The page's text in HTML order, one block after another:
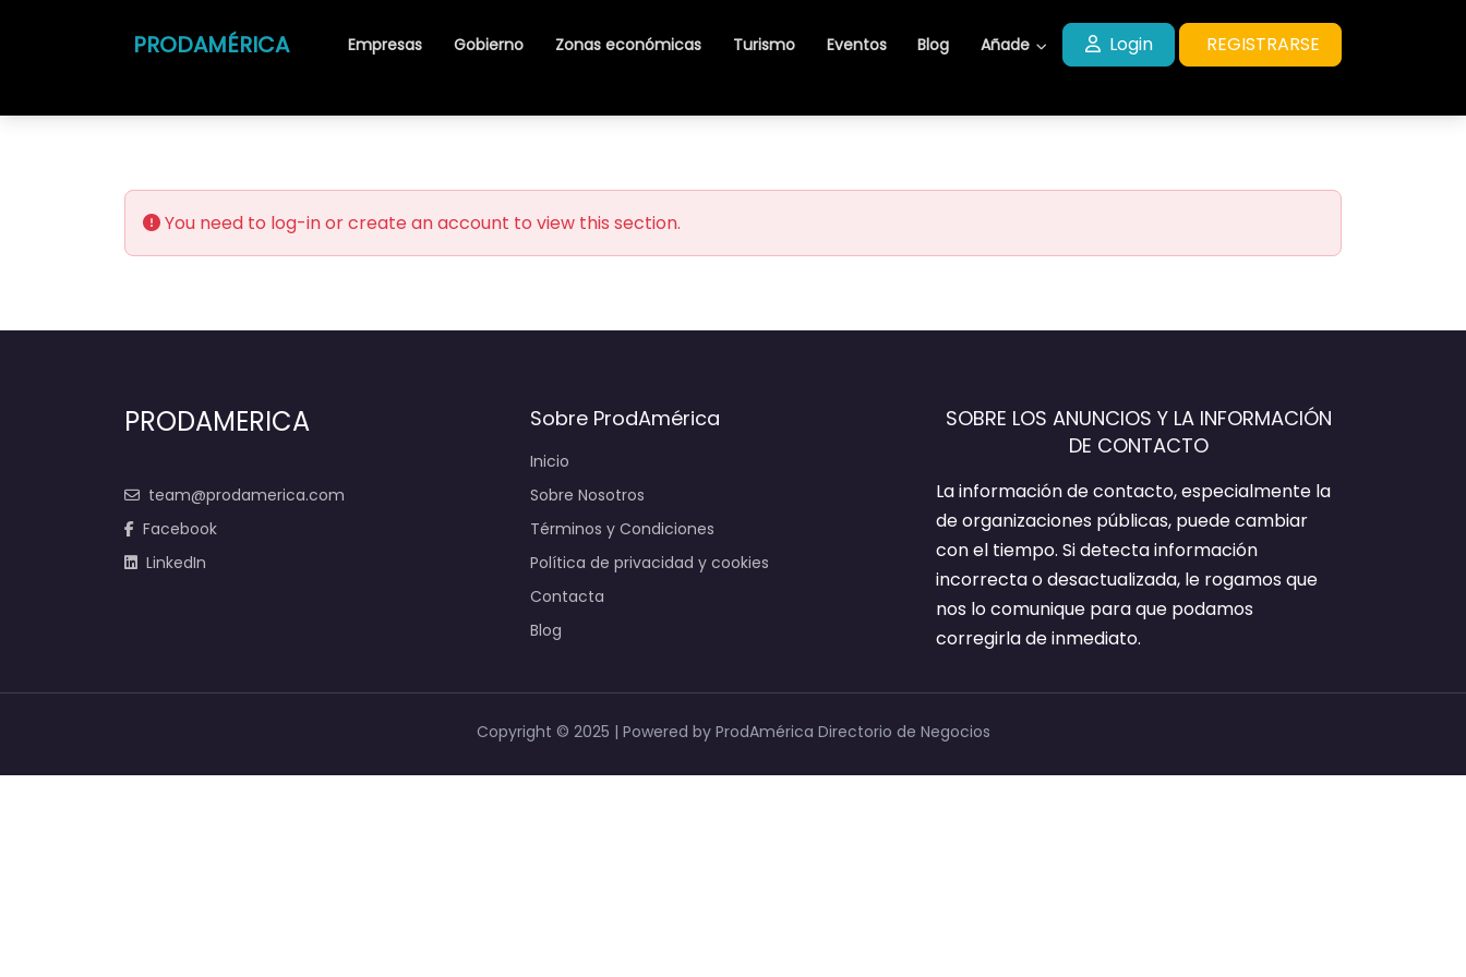
PRODAMÉRICA Empresas Gobierno Zonas económicas Turismo Eventos Blog Añade Login REGISTRARSE
You need to log-in or create an account to view this section.
PRODAMERICA
team@prodamerica.com
Facebook
LinkedIn
Sobre ProdAmérica
Inicio
Sobre Nosotros
Términos y Condiciones
Política de privacidad y cookies
Contacta
Blog
SOBRE LOS ANUNCIOS Y LA INFORMACIÓN
DE CONTACTO
La información de contacto, especialmente la
de organizaciones públicas, puede cambiar
con el tiempo. Si detecta información
incorrecta o desactualizada, le rogamos que
nos lo comunique para que podamos
corregirla de inmediato.
Copyright © 2025 | Powered by ProdAmérica Directorio de Negocios